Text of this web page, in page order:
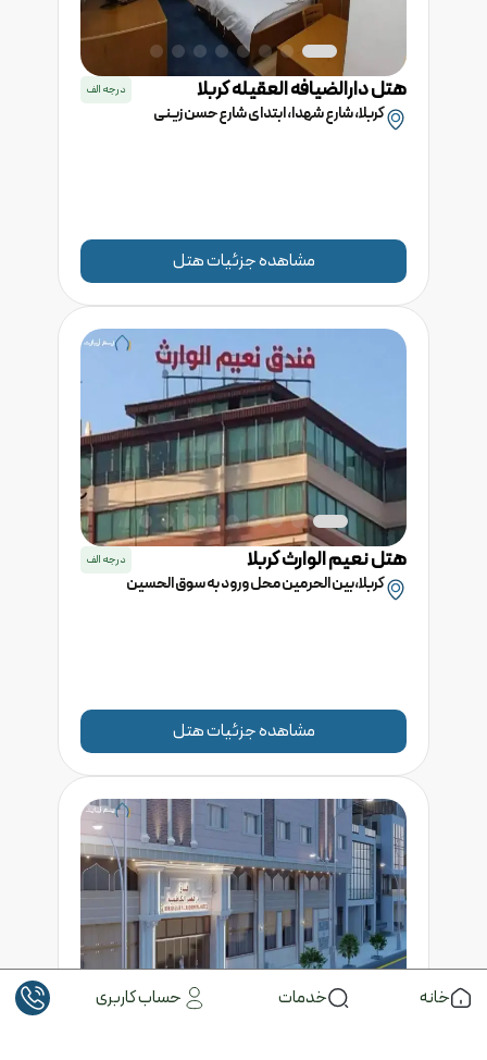
هتلدارالضیافه العقیلهکربلا درجه الف
کربلا، شارع شهدا، ابتدای شارع حسن زینی
مشاهده جزئیات هتل
هتلنعیم الوارثکربلا درجه الف
کربلا،بین الحرمین محل ورود به سوق الحسین
مشاهده جزئیات هتل
خانه خدمات حساب کاربری